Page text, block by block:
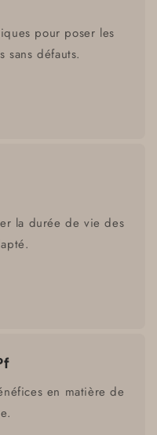
pour poser les
sans défauts.
la durée de vie des
en matière de